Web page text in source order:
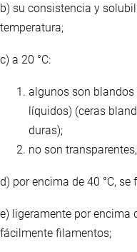
b) su consistencia y
temperatura;
c) a 20 °C:
algunos son
líquidos) (ceras
duras);
no son
d) por encima de 40 °C,
e) ligeramente por encima
fácilmente filamentos;